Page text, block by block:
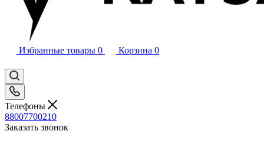
Избранные товары 0 Корзина 0
Телефоны
88007700210
Заказать звонок